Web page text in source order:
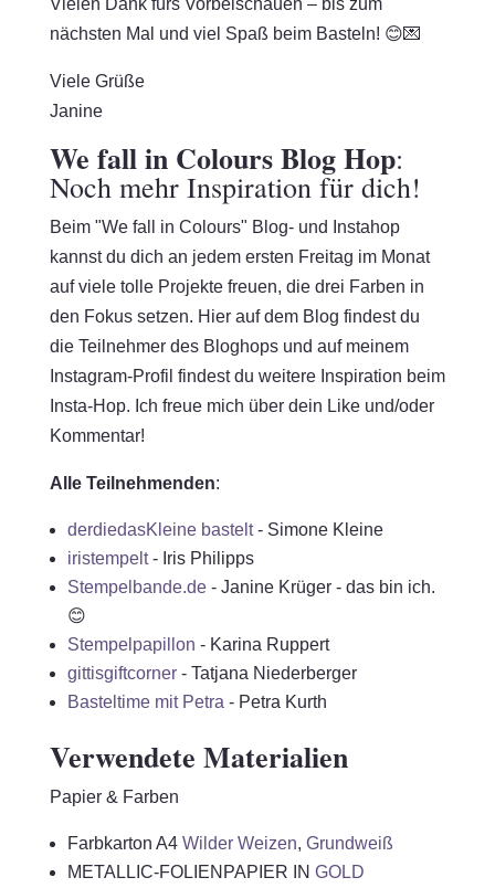
Vielen Dank fürs Vorbeischauen – bis zum
nächsten Mal und viel Spaß beim Basteln! 😊💌
Viele Grüße
Janine
We fall in Colours Blog Hop:
Noch mehr Inspiration für dich!
Beim "We fall in Colours" Blog- und Instahop
kannst du dich an jedem ersten Freitag im Monat
auf viele tolle Projekte freuen, die drei Farben in
den Fokus setzen. Hier auf dem Blog findest du
die Teilnehmer des Bloghops und auf meinem
Instagram-Profil findest du weitere Inspiration beim
Insta-Hop. Ich freue mich über dein Like und/oder
Kommentar!
Alle Teilnehmenden:
derdiedasKleine bastelt- Simone Kleine
iristempelt- Iris Philipps
Stempelbande.de- Janine Krüger - das bin ich.
😊
Stempelpapillon - Karina Ruppert
gittisgiftcorner- Tatjana Niederberger
Basteltime mit Petra - Petra Kurth
Verwendete Materialien
Papier & Farben
Farbkarton A4 Wilder Weizen, Grundweiß
METALLIC-FOLIENPAPIER IN GOLD